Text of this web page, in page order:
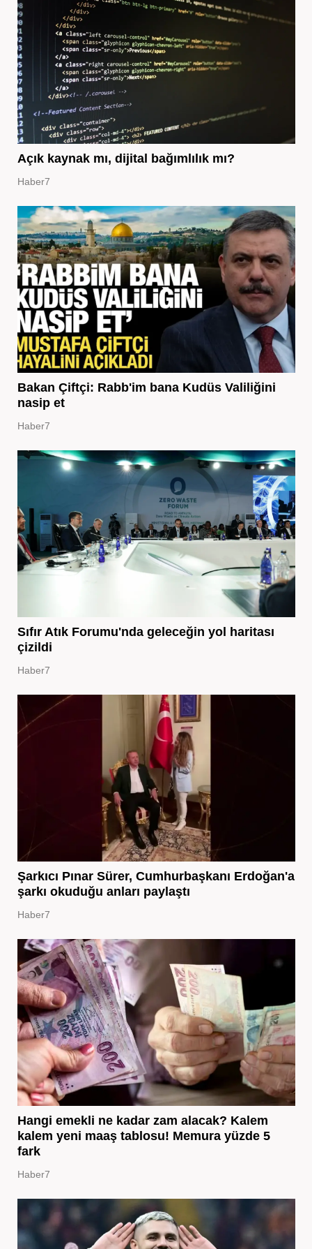
Açık kaynak mı, dijital bağımlılık mı?
Haber7
Bakan Çiftçi: Rabb'im bana Kudüs Valiliğini
nasip et
Haber7
Sıfır Atık Forumu'nda geleceğin yol haritası
çizildi
Haber7
Şarkıcı Pınar Sürer, Cumhurbaşkanı Erdoğan'a
şarkı okuduğu anları paylaştı
Haber7
Hangi emekli ne kadar zam alacak? Kalem
kalem yeni maaş tablosu! Memura yüzde 5
fark
Haber7